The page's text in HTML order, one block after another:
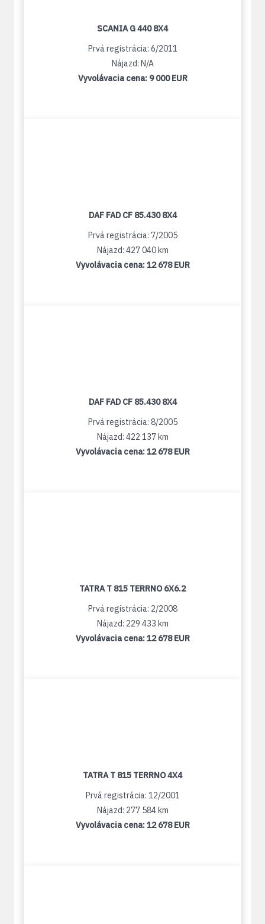
SCANIA G 440 8X4
Prvá registrácia: 6/2011
Nájazd: N/A
Vyvolávacia cena: 9 000 EUR
DAF FAD CF 85.430 8X4
Prvá registrácia: 7/2005
Nájazd: 427 040 km
Vyvolávacia cena:12 678 EUR
DAF FAD CF 85.430 8X4
Prvá registrácia: 8/2005
Nájazd: 422 137 km
Vyvolávacia cena:12 678 EUR
TATRA T 815 TERRNO 6X6.2
Prvá registrácia: 2/2008
Nájazd: 229 433 km
Vyvolávacia cena:12 678 EUR
TATRA T 815 TERRNO 4X4
Prvá registrácia: 12/2001
Nájazd: 277 584 km
Vyvolávacia cena:12 678 EUR